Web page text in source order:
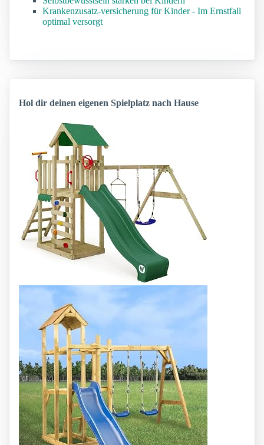
Krankenzusatz-versicherung für Kinder - Im Ernstfall
optimal versorgt
Hol dir deinen eigenen Spielplatz nach Hause